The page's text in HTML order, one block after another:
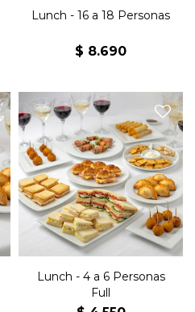
Lunch - 16 a 18 Personas
$ 8.690
12 sándwiches de jamón y
queso, 12 sándwiches
olímpicos, 12 sándwiches
surtidos, 8 jesuitas de jamón
y queso. 8 medialunitas de
jamón y queso, 8
empanaditas, 10 villaroi, 10
arrolladitos primavera, 10
mini brochettes, 1 snack
horneado x3, 1/2Kg de
masitas
Lunch - 4 a 6 Personas
Full